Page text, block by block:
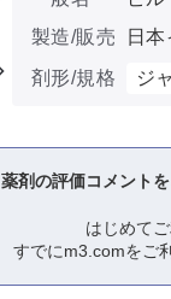
製造/販売
日
剤形/規格
ジ
薬剤の評価コメント
はじめてご
すでにm3.comをご